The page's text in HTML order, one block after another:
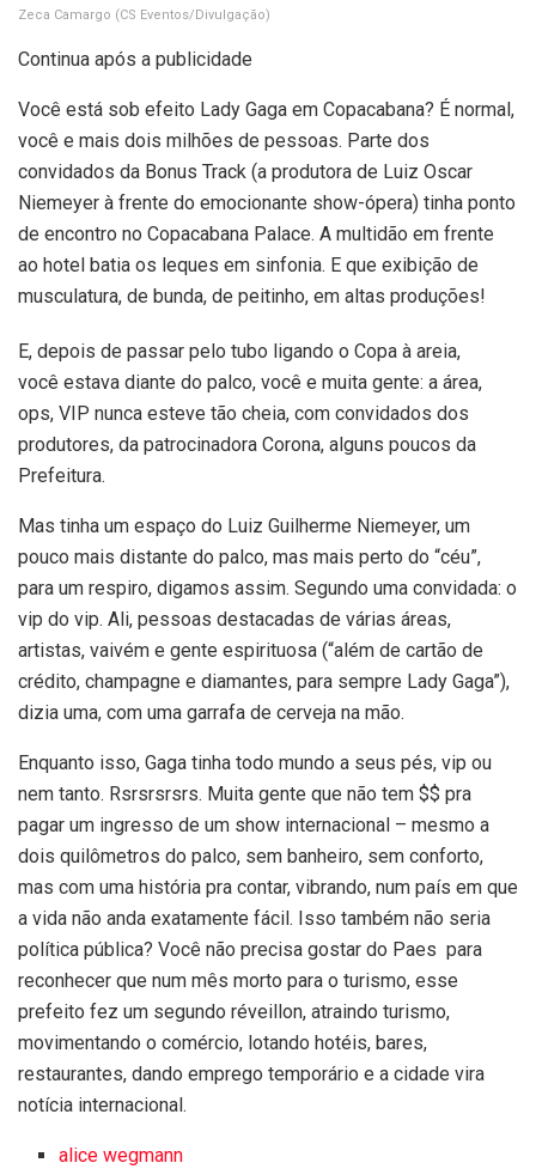
Zeca Camargo (CS Eventos/Divulgação)
Continua após a publicidade
Você está sob efeito Lady Gaga em Copacabana? É normal,
você e mais dois milhões de pessoas. Parte dos
convidados da Bonus Track (a produtora de Luiz Oscar
Niemeyer à frente do emocionante show-ópera) tinha ponto
de encontro no Copacabana Palace. A multidão em frente
ao hotel batia os leques em sinfonia. E que exibição de
musculatura, de bunda, de peitinho, em altas produções!
E, depois de passar pelo tubo ligando o Copa à areia,
você estava diante do palco, você e muita gente: a área,
ops, VIP nunca esteve tão cheia, com convidados dos
produtores, da patrocinadora Corona, alguns poucos da
Prefeitura.
Mas tinha um espaço do Luiz Guilherme Niemeyer, um
pouco mais distante do palco, mas mais perto do “céu”,
para um respiro, digamos assim. Segundo uma convidada: o
vip do vip. Ali, pessoas destacadas de várias áreas,
artistas, vaivém e gente espirituosa (“além de cartão de
crédito, champagne e diamantes, para sempre Lady Gaga”),
dizia uma, com uma garrafa de cerveja na mão.
Enquanto isso, Gaga tinha todo mundo a seus pés, vip ou
nem tanto. Rsrsrsrsrs. Muita gente que não tem $$ pra
pagar um ingresso de um show internacional – mesmo a
dois quilômetros do palco, sem banheiro, sem conforto,
mas com uma história pra contar, vibrando, num país em que
a vida não anda exatamente fácil. Isso também não seria
política pública? Você não precisa gostar do Paes para
reconhecer que num mês morto para o turismo, esse
prefeito fez um segundo réveillon, atraindo turismo,
movimentando o comércio, lotando hotéis, bares,
restaurantes, dando emprego temporário e a cidade vira
notícia internacional.
alice wegmann